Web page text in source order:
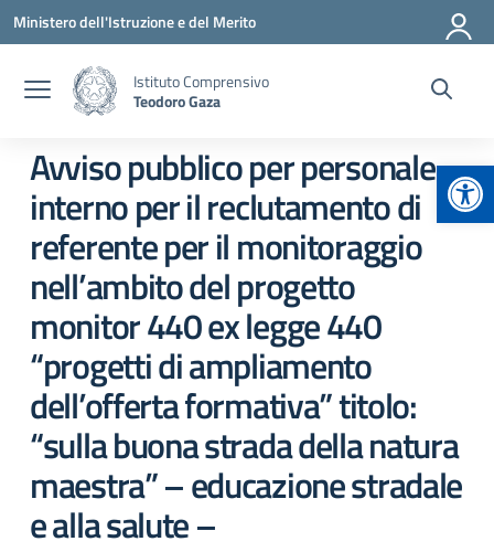
Vai ai contenuti
Vai al menu di navigazione
Vai al footer
Ministero dell'Istruzione e del Merito
Istituto Comprensivo
Teodoro Gaza
Avviso pubblico per personale
interno per il reclutamento di
referente per il monitoraggio
nell’ambito del progetto
monitor 440 ex legge 440
“progetti di ampliamento
dell’offerta formativa” titolo:
“sulla buona strada della natura
maestra” – educazione stradale
e alla salute –